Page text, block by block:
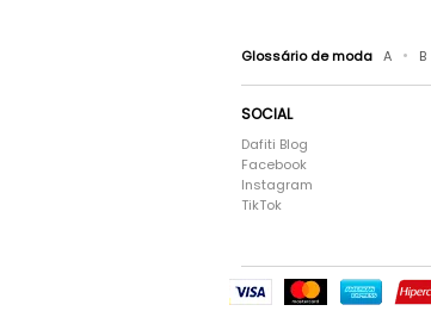
Glossário de moda A • B
SOCIAL
Dafiti Blog
Facebook
Instagram
TikTok